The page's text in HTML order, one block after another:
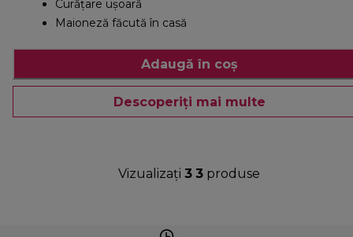
Curățare ușoară
Maioneză făcută în casă
Adaugă în coș
Descoperiți mai multe
Vizualizați 3 3 produse